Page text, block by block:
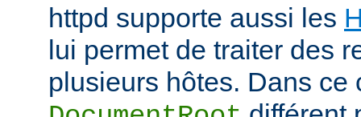
httpd supporte aussi les
lui permet de traiter des
plusieurs hôtes. Dans ce